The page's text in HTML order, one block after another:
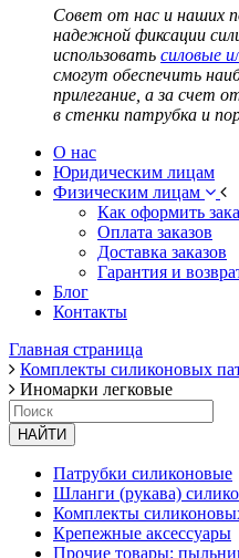
Совет от нас и наших
надежной фиксации
использовать силовые
смогут обеспечить
прилегание, а за счет
в стенки патрубка и
О нас
Юридическим лицам
Физическим лицам
Как оформить
Оплата заказов
Доставка заказов
Гарантия и
Блог
Контакты
Главная страница
Комплекты силиконовых
Иномарки легковые
НАЙТИ
Патрубки силиконовые
Шланги (рукава)
Комплекты
Крепежные аксессуары
Прочие товары: